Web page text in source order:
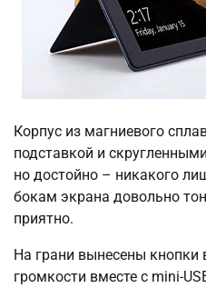
Корпус из магниевого
подставкой и
но достойно – никакого
бокам экрана довольно
приятно.
На грани вынесены кнопки
громкости вместе с mini-